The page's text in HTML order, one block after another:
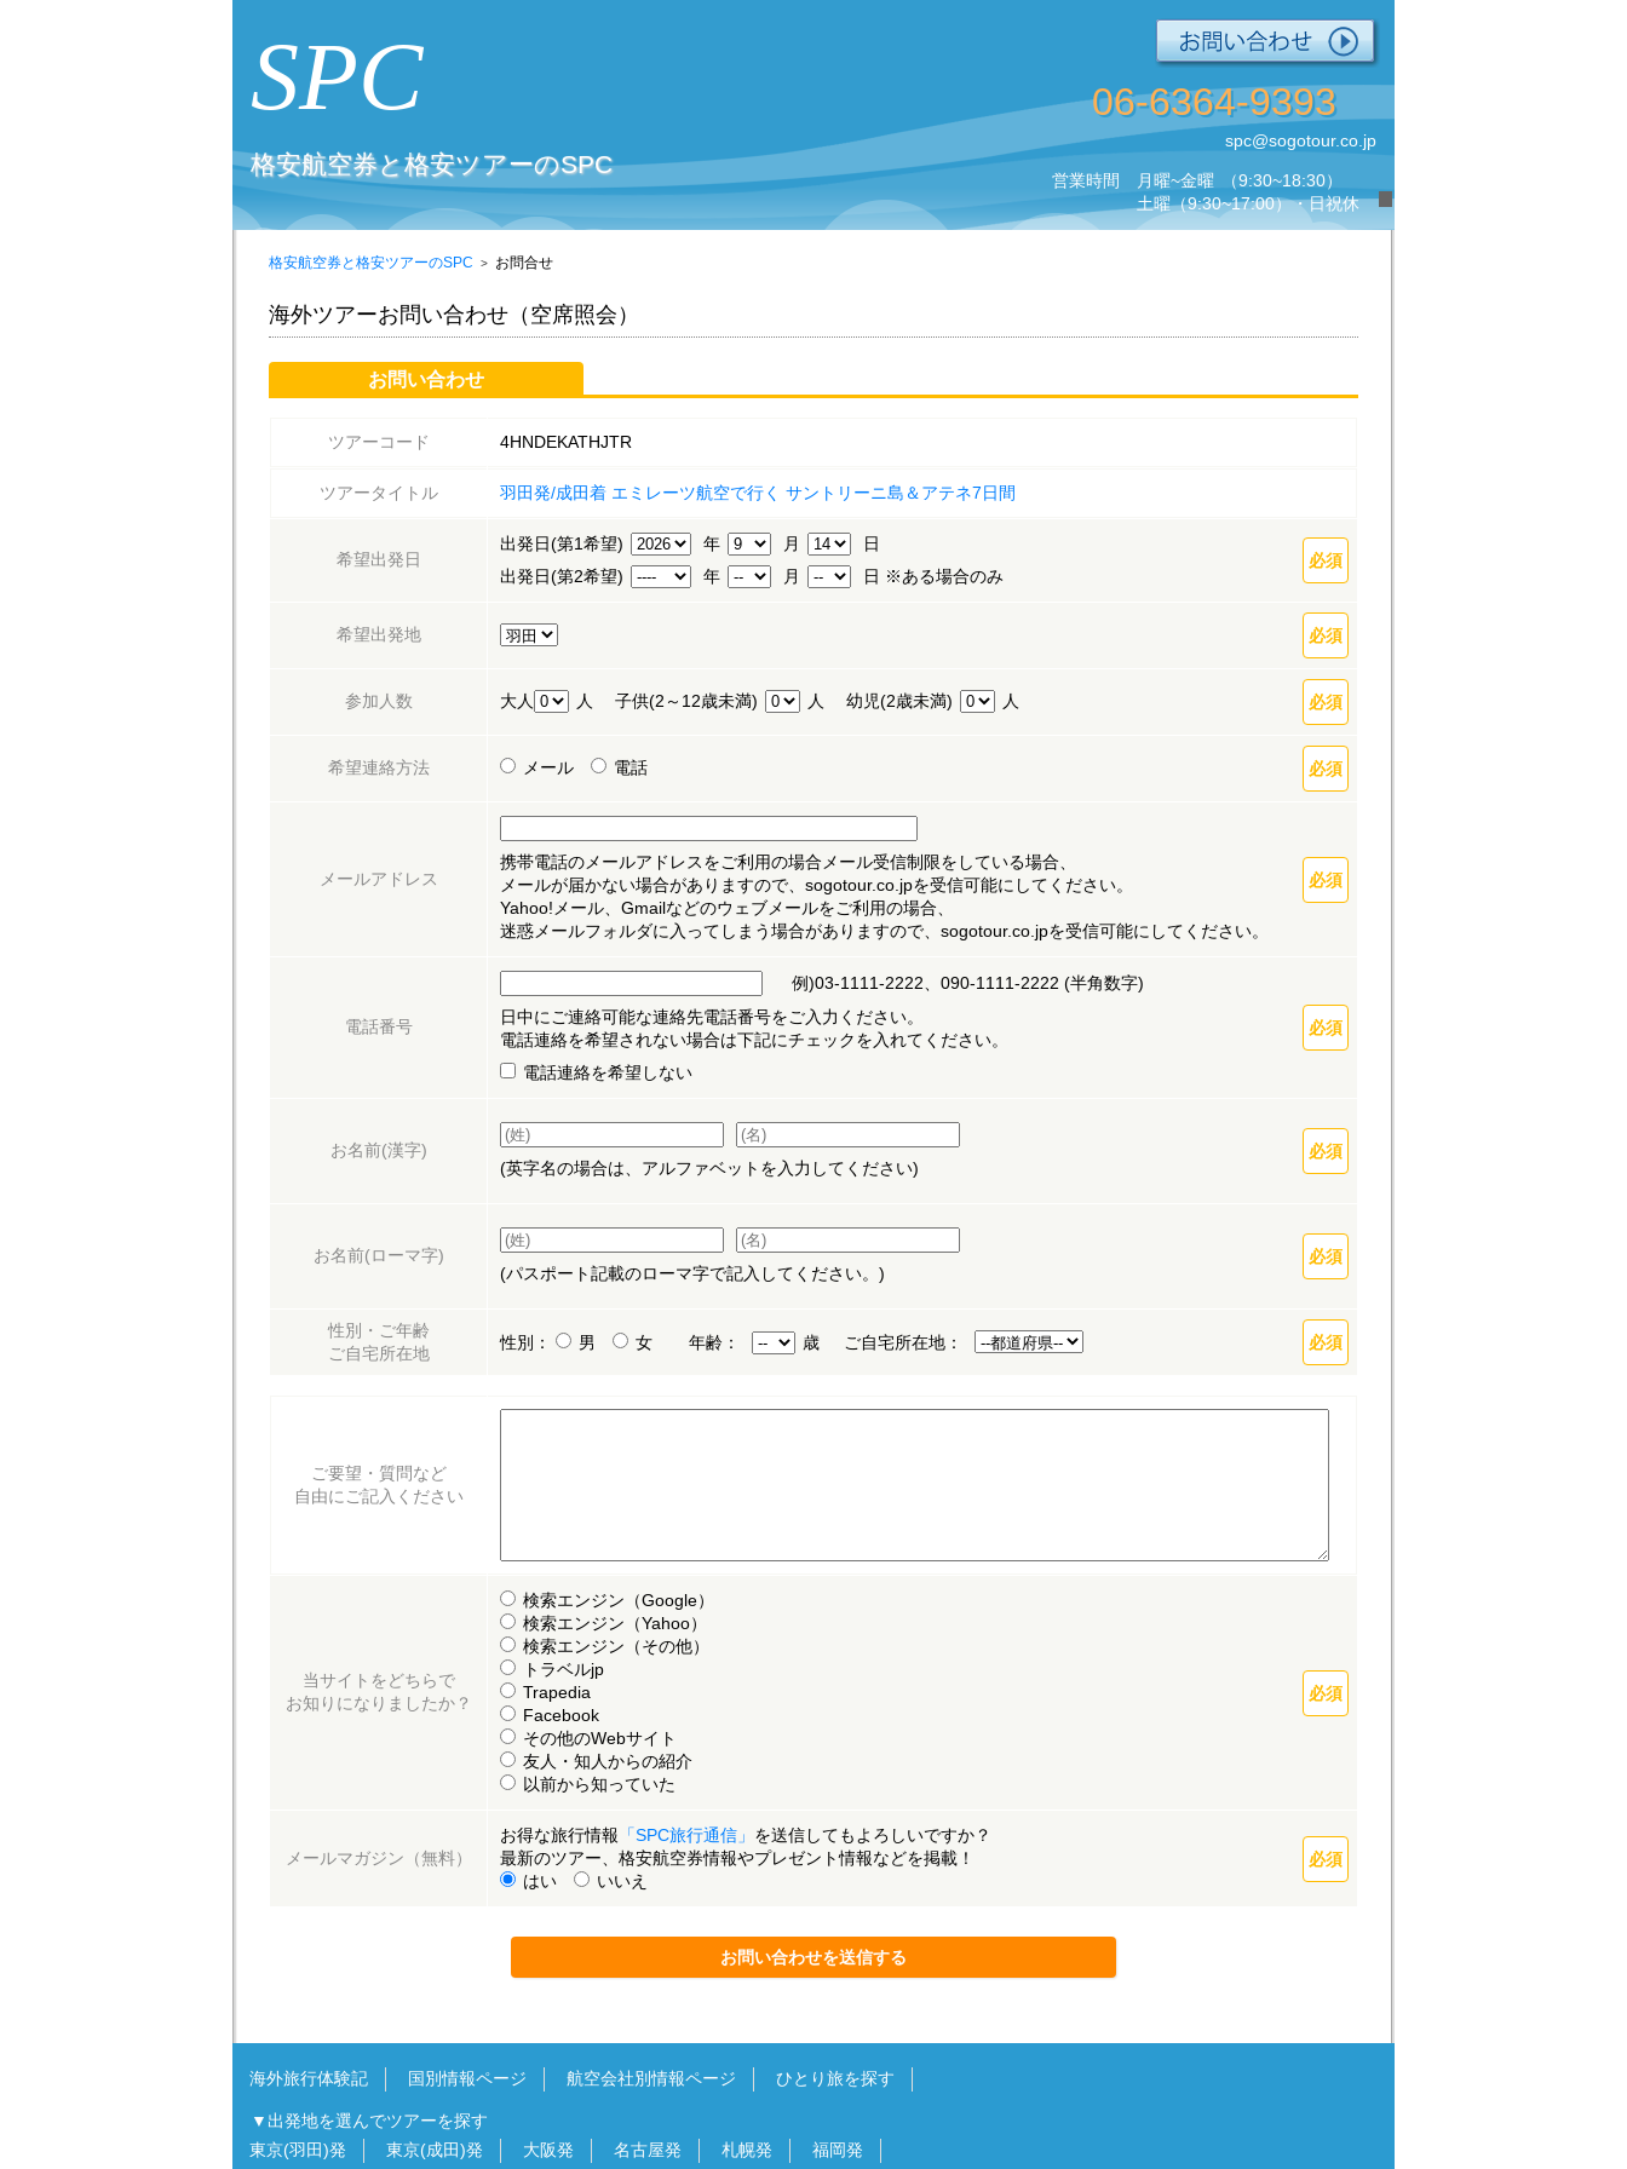
SPC
格安航空券と格安ツアーのSPC
06-6364-9393
spc@sogotour.co.jp
営業時間 月曜~金曜
（9:30~18:30）
土曜（9:30~17:00）・日祝休
格安航空券と格安ツアーのSPC お問合せ
海外ツアーお問い合わせ（空席照会）
お問い合わせ
ツアーコード 4HNDEKATHJTR
ツアータイトル 羽田発/成田着 エミレーツ航空で行く サントリーニ島＆アテネ7日間
希望出発日
出発日(第1希望) 年 月
日
出発日(第2希望)
年 月 日 ※ある場合のみ
希望出発地
参加人数 大人 人 子供(2～12歳未満) 人 幼児(2歳未満) 人
希望連絡方法 メール 電話
メールアドレス
携帯電話のメールアドレスをご利用の場合メール受信制限をしている場合、
メールが届かない場合がありますので、sogotour.co.jpを受信可能にしてください。
Yahoo!メール、Gmailなどのウェブメールをご利用の場合、
迷惑メールフォルダに入ってしまう場合がありますので、sogotour.co.jpを受信可能にしてください。
電話番号
例)03-1111-2222、090-1111-2222 (半角数字)
日中にご連絡可能な連絡先電話番号をご入力ください。
電話連絡を希望されない場合は下記にチェックを入れてください。
電話連絡を希望しない
お名前(漢字)
(英字名の場合は、アルファベットを入力してください)
お名前(ローマ字)
(パスポート記載のローマ字で記入してください。)
性別・ご年齢
ご自宅所在地
性別： 男 女 年齢： 歳 ご自宅所在地：
ご要望・質問など
自由にご記入ください
当サイトをどちらで
お知りになりましたか？
検索エンジン（Google）
検索エンジン（Yahoo）
検索エンジン（その他）
トラベルjp
Trapedia
Facebook
その他のWebサイト
友人・知人からの紹介
以前から知っていた
メールマガジン（無料）
お得な旅行情報 「SPC旅行通信」 を送信してもよろしいですか？
最新のツアー、格安航空券情報やプレゼント情報などを掲載！
はい
いいえ
お問い合わせを送信する
海外旅行体験記 国別情報ページ 航空会社別情報ページ ひとり旅を探す
▼出発地を選んでツアーを探す
東京(羽田)発
東京(成田)発 大阪発 名古屋発 札幌発 福岡発